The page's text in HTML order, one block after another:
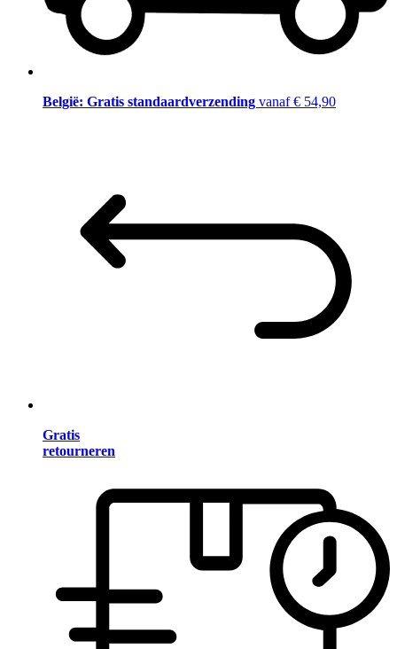
België: Gratis standaardverzending vanaf € 54,90
Gratis
retourneren